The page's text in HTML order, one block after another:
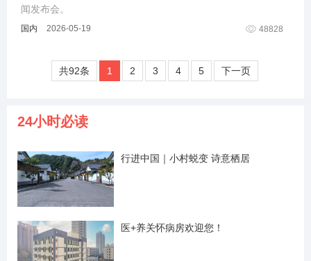
闻发布会。
国内 2026-05-19 48828
共92条 1 2 3 4 5 下一页
24小时必读
行进中国｜小村蜕变 诗意栖居
医+养关怀病房欢迎您！